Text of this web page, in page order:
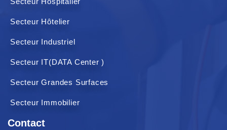
Secteur Hôtelier
Secteur Industriel
Secteur IT(DATA Center )
Secteur Grandes Surfaces
Secteur Immobilier
Contact